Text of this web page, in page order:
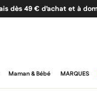
dès 49 € d’achat et à
Maman & Bébé MARQUES